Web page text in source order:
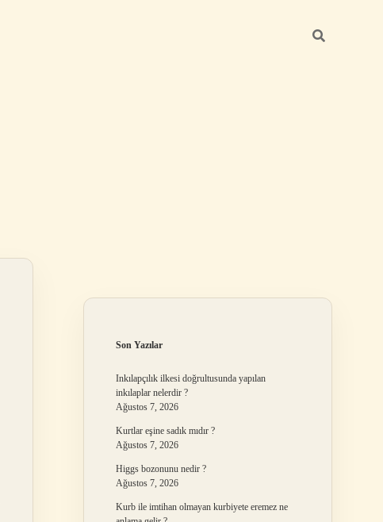
Son Yazılar
Inkılapçılık ilkesi doğrultusunda yapılan
inkılaplar nelerdir ?
Ağustos 7, 2026
Kurtlar eşine sadık mıdır ?
Ağustos 7, 2026
Higgs bozonunu nedir ?
Ağustos 7, 2026
Kurb ile imtihan olmayan kurbiyete eremez ne